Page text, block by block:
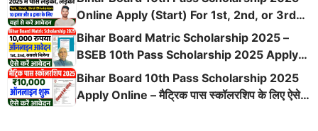
Online Apply (Start) For 1st, 2nd, or 3rd
Division, Eligibility, Documents
Bihar Board Matric Scholarship 2025 –
BSEB 10th Pass Scholarship 2025 Apply
Online
Bihar Board 10th Pass Scholarship 2025
Apply Online – मैट्रिक पास स्कॉलरशिप के लिए ऐसे